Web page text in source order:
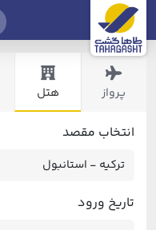
پرواز هتل
انتخاب مقصد
تاریخ ورود